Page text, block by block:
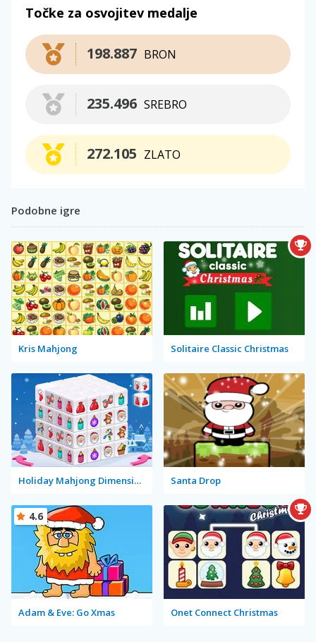
Točke za osvojitev medalje
BRON
198.887
SREBRO
235.496
ZLATO
272.105
Podobne igre
Kris Mahjong Solitaire Classic Christmas
Holiday Mahjong Dimensions Santa Drop
Adam & Eve: Go Xmas
4.6
Onet Connect Christmas